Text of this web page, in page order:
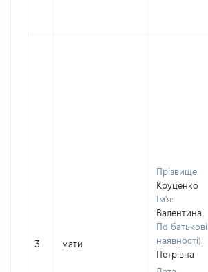
3 мати
Прізвище:
Круценко
Ім'я:
Валентина
По
наявності):
Петрівна